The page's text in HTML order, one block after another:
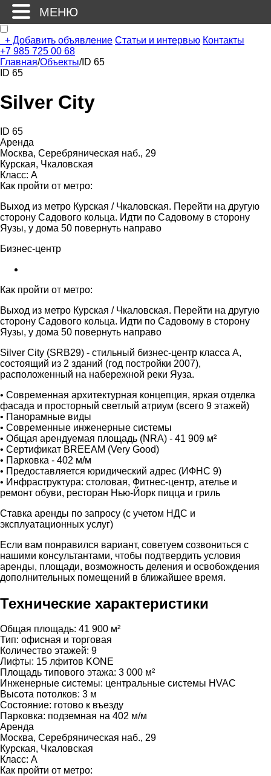
+ Добавить объявление Статьи и интервью Контакты
+7 985 725 00 68
Главная/Объекты/ID 65
ID 65
Silver City
ID 65
Аренда
Москва, Серебряническая наб., 29
Курская, Чкаловская
Класс: А
Как пройти от метро:
Выход из метро Курская / Чкаловская. Перейти на другую
сторону Садового кольца. Идти по Садовому в сторону
Яузы, у дома 50 повернуть направо
Бизнес-центр
Как пройти от метро:
Выход из метро Курская / Чкаловская. Перейти на другую
сторону Садового кольца. Идти по Садовому в сторону
Яузы, у дома 50 повернуть направо
Silver City (SRB29) - стильный бизнес-центр класса А,
состоящий из 2 зданий (год постройки 2007),
расположенный на набережной реки Яуза.
• Современная архитектурная концепция, яркая отделка
фасада и просторный светлый атриум (всего 9 этажей)
• Панорамные виды
• Современные инженерные системы
• Общая арендуемая площадь (NRA) - 41 909 м²
• Сертификат BREEAM (Very Good)
• Парковка - 402 м/м
• Предоставляется юридический адрес (ИФНС 9)
• Инфраструктура: столовая, Фитнес-центр, ателье и
ремонт обуви, ресторан Нью-Йорк пицца и гриль
Ставка аренды по запросу (с учетом НДС и
эксплуатационных услуг)
Если вам понравился вариант, советуем созвониться с
нашими консультантами, чтобы подтвердить условия
аренды, площади, возможность деления и освобождения
дополнительных помещений в ближайшее время.
Технические характеристики
Общая площадь: 41 900 м²
Тип: офисная и торговая
Количество этажей: 9
Лифты: 15 лфитов KONE
Площадь типового этажа: 3 000 м²
Инженерные системы: центральные системы HVAC
Высота потолков: 3 м
Состояние: готово к въезду
Парковка: подземная на 402 м/м
Аренда
Москва, Серебряническая наб., 29
Курская, Чкаловская
Класс: А
Как пройти от метро:
МЕНЮ